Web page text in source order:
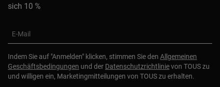
sich 10 %
E-Mail
Indem Sie auf "Anmelden" klicken, stimmen Sie den Allgemeinen
Geschäftsbedingungen und der Datenschutzrichtlinievon TOUS zu
und willigen ein, Marketingmitteilungen von TOUS zu erhalten.